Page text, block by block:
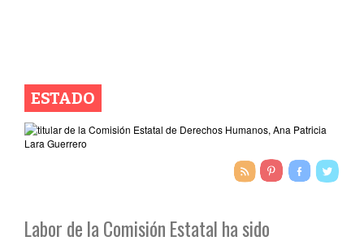
ESTADO
Labor de la Comisión Estatal ha sido